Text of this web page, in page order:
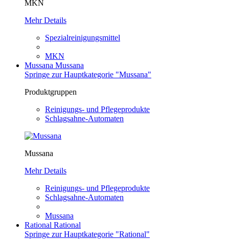
MKN
Mehr Details
Spezialreinigungsmittel
MKN
Mussana Mussana
Springe zur Hauptkategorie "Mussana"
Produktgruppen
Reinigungs- und Pflegeprodukte
Schlagsahne-Automaten
Mussana
Mehr Details
Reinigungs- und Pflegeprodukte
Schlagsahne-Automaten
Mussana
Rational Rational
Springe zur Hauptkategorie "Rational"